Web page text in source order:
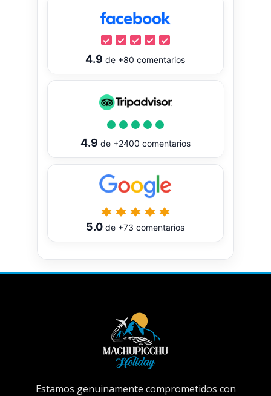
4.9 de +80 comentarios
4.9 de +2400 comentarios
5.0 de +73 comentarios
Estamos genuinamente comprometidos con